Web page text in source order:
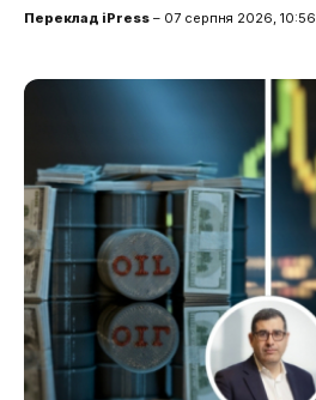
Переклад iPress – 07 серпня 2026, 10:56